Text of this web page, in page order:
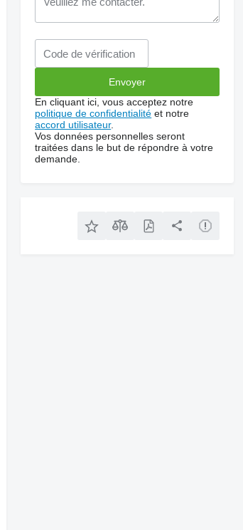
En cliquant ici, vous acceptez notre
politique de confidentialité et notre
accord utilisateur.
Vos données personnelles seront
traitées dans le but de répondre à votre
demande.